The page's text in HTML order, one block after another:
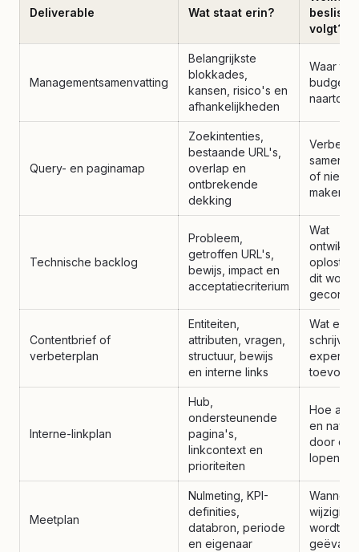
Deliverable Wat staat erin?
volgt?
Managementsamenvatting
Belangrijkste
blokkades,
kansen, risico's en
afhankelijkheden
Waar tijd
budget
naartoe
Query- en paginamap
Zoekintenties,
bestaande URL's,
overlap en
ontbrekende
dekking
of nieuw
maken
Technische backlog
Probleem,
getroffen URL's,
bewijs, impact en
acceptatiecriterium
Wat
oplost
dit wordt
Contentbrief of
verbeterplan
Entiteiten,
attributen, vragen,
structuur, bewijs
en interne links
Wat een
schrijver
expert
Interne-linkplan
Hub,
ondersteunende
pagina's,
linkcontext en
prioriteiten
Hoe
en
door de
lopen
Meetplan
Nulmeting, KPI-
definities,
databron, periode
en eigenaar
wijziging
wordt